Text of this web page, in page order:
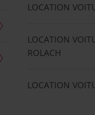
LOCATION
LOCATION
ROLACH
LOCATION